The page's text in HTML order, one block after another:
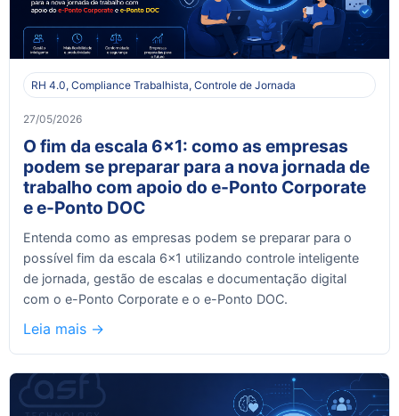
RH 4.0, Compliance Trabalhista, Controle de Jornada
27/05/2026
O fim da escala 6x1: como as empresas
podem se preparar para a nova jornada de
trabalho com apoio do e-Ponto Corporate
e e-Ponto DOC
Entenda como as empresas podem se preparar para o
possível fim da escala 6x1 utilizando controle inteligente
de jornada, gestão de escalas e documentação digital
com o e-Ponto Corporate e o e-Ponto DOC.
Leia mais ->